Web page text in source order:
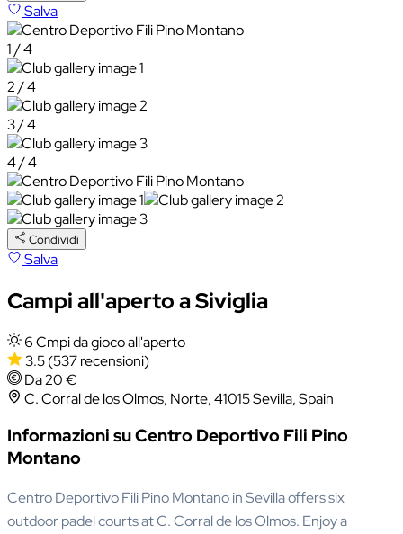
Salva
1 / 4
2 / 4
3 / 4
4 / 4
Condividi
Salva
Campi all'aperto a Siviglia
6 Cmpi da gioco all'aperto
3.5(537 recensioni)
Da 20 €
C. Corral de los Olmos, Norte, 41015 Sevilla, Spain
Informazioni su Centro Deportivo Fili Pino
Montano
Centro Deportivo Fili Pino Montano in Sevilla offers six
outdoor padel courts at C. Corral de los Olmos. Enjoy a